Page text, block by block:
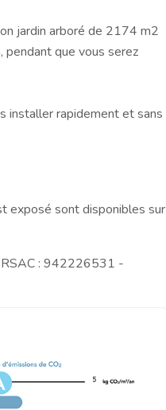
jardin arboré de 2174 m2
que vous serez
installer rapidement et sans
exposé sont disponibles sur
RSAC : 942226531 -
5